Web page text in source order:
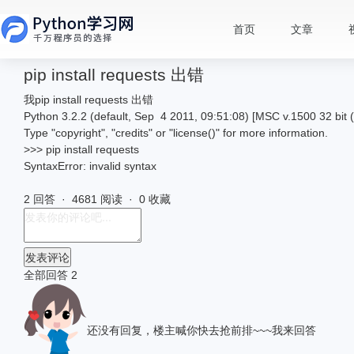
首页 文章
pip install requests 出错
我pip install requests 出错
Python 3.2.2 (default, Sep 4 2011, 09:51:08) [MSC v.1500 32 bit
Type "copyright", "credits" or "license()" for more information.
>>> pip install requests
SyntaxError: invalid syntax
2 回答 · 4681 阅读 · 0 收藏
发表评论
全部回答 2
还没有回复，楼主喊你快去抢前排~~~我来回答